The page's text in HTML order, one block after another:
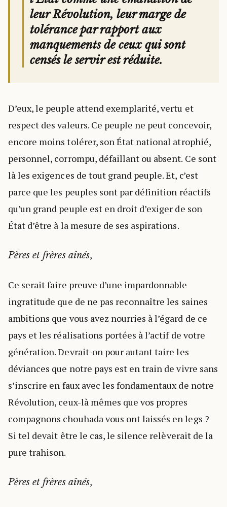
leur Révolution, leur marge de
tolérance par rapport aux
manquements de ceux qui sont
censés le servir est réduite.
D’eux, le peuple attend exemplarité, vertu et
respect des valeurs. Ce peuple ne peut concevoir,
encore moins tolérer, son État national atrophié,
personnel, corrompu, défaillant ou absent. Ce sont
là les exigences de tout grand peuple. Et, c’est
parce que les peuples sont par définition réactifs
qu’un grand peuple est en droit d’exiger de son
État d’être à la mesure de ses aspirations.
Pères et frères aînés,
Ce serait faire preuve d’une impardonnable
ingratitude que de ne pas reconnaître les saines
ambitions que vous avez nourries à l’égard de ce
pays et les réalisations portées à l’actif de votre
génération. Devrait-on pour autant taire les
déviances que notre pays est en train de vivre sans
s’inscrire en faux avec les fondamentaux de notre
Révolution, ceux-là mêmes que vos propres
compagnons chouhada vous ont laissés en legs ?
Si tel devait être le cas, le silence relèverait de la
pure trahison.
Pères et frères aînés,